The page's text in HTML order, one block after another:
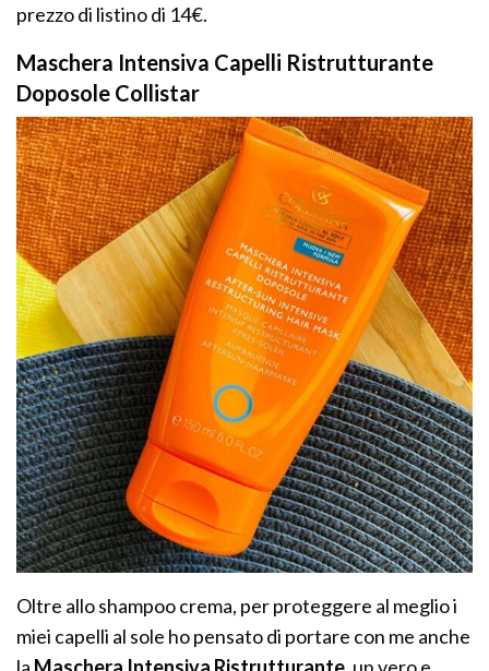
prezzo di listino di 14€.
Maschera Intensiva Capelli Ristrutturante
Doposole Collistar
Oltre allo shampoo crema, per proteggere al meglio i
miei capelli al sole ho pensato di portare con me anche